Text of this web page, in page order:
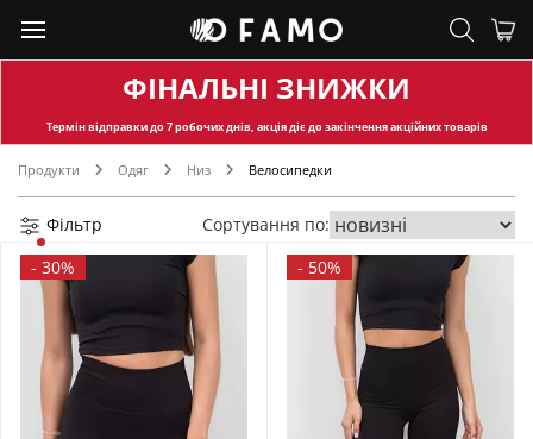
ФІНАЛЬНІ ЗНИЖКИ
Термін відправкидо 7 робочих днів, акція діє до закінчення акційних товарів
Продукти Одяг Низ Велосипедки
Фільтр
Сортування по:
- 30% - 50%